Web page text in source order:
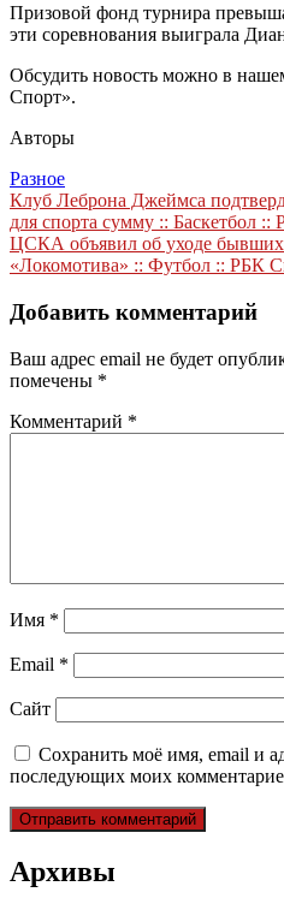
Призовой фонд турнира
эти соревнования выиграла
Обсудить новость можно в
Спорт».
Авторы
Разное
Навигация
по
записям
Клуб Леброна Джеймса
для спорта сумму :: Баскетбол
ЦСКА объявил об уходе бывших
«Локомотива» :: Футбол :: РБК
Добавить комментарий
Ваш адрес email не будет
помечены *
Комментарий *
Имя *
Email *
Сайт
Сохранить моё имя, email и
последующих моих
Архивы